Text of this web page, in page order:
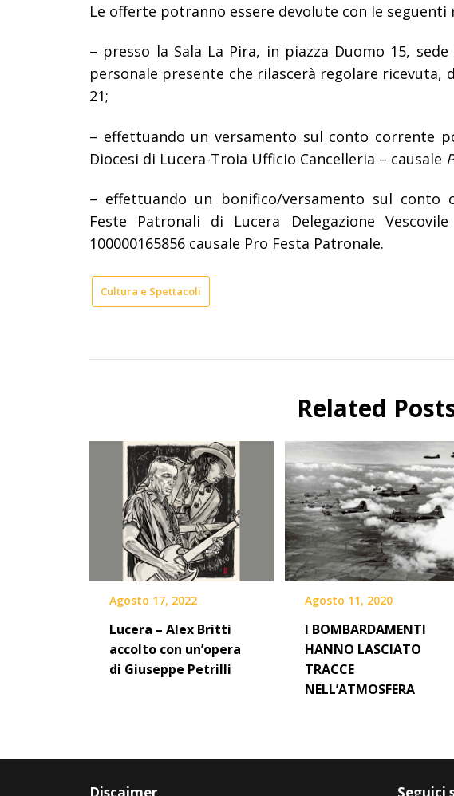
Le offerte potranno essere devolute con le seguenti
– presso la Sala La Pira, in piazza Duomo 15,
personale presente che rilascerà regolare ricevuta,
21;
– effettuando un versamento sul conto corrente
Diocesi di Lucera-Troia Ufficio Cancelleria – causale
– effettuando un bonifico/versamento sul conto
Feste Patronali di Lucera Delegazione
100000165856 causale Pro Festa Patronale.
Cultura e Spettacoli
Related
Agosto 17, 2022
Lucera – Alex Britti
accolto con un’opera
di Giuseppe Petrilli
Agosto 11, 2020
I BOMBARDAMENTI
HANNO LASCIATO
TRACCE
NELL’ATMOSFERA
Discaimer Seguici